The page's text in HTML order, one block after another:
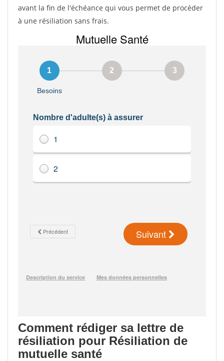
avant la fin de l'échéance qui vous permet de procéder
à une résiliation sans frais.
Comment rédiger sa lettre de
résiliation pour Résiliation de
mutuelle santé